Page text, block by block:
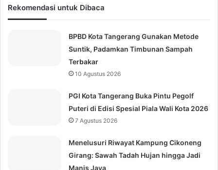
Rekomendasi untuk Dibaca
BPBD Kota Tangerang Gunakan Metode
Suntik, Padamkan Timbunan Sampah
Terbakar
10 Agustus 2026
PGI Kota Tangerang Buka Pintu Pegolf
Puteri di Edisi Spesial Piala Wali Kota 2026
7 Agustus 2026
Menelusuri Riwayat Kampung Cikoneng
Girang: Sawah Tadah Hujan hingga Jadi
Manis Jaya